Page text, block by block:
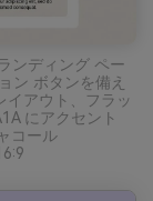
ンディング ペー
ン ボタンを備え
イアウト、フラッ
にアクセント
コール